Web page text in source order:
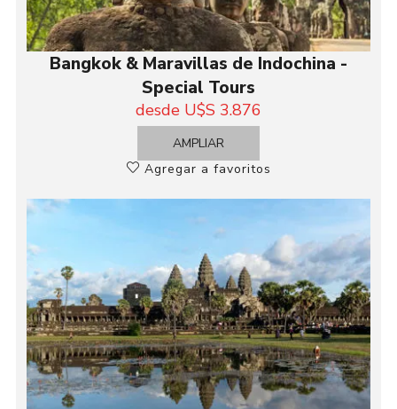
Bangkok & Maravillas de Indochina -
Special Tours
desde U$S 3.876
AMPLIAR
Agregar a favoritos